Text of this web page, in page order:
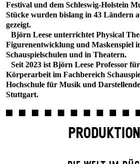
Festival und dem Schleswig-Holstein
Stücke wurden bislang in 43 Ländern
gezeigt.
Björn Leese unterrichtet Physical
Figurenentwicklung und Maskenspiel
Schauspielschulen und in Theatern.
Seit 2023 ist Björn Leese Professor
Körperarbeit im Fachbereich
Hochschule für Musik und
Stuttgart.